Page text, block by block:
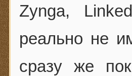
Zynga,
реально не
сразу же